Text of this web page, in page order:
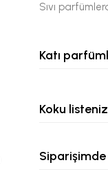
Sıvı
Katı
Koku